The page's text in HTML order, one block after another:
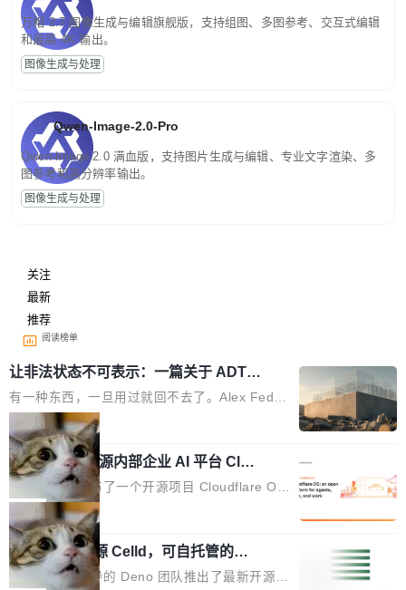
万相 2.7 图像生成与编辑旗舰版，支持组图、多图参考、交互式编辑
和最高 4K 输出。
图像生成与处理
Qwen-Image-2.0-Pro
Qwen-Image-2.0 满血版，支持图片生成与编辑、专业文字渲染、多
图参考和高分辨率输出。
图像生成与处理
关注
最新
推荐
阅读榜单
让非法状态不可表示：一篇关于 ADT
的帖子在 Reddit 火了
有一种东西，一旦用过就回不去了。Alex Fedos
eev 管它叫"软件设计的基石"。 他说的东西不新
鲜——代数数据类型（ADT），尤其是和类型
（sum type）。但他说清楚了一件事：这不是类
型系统的学术体操，是日常编码的思维方式。 文
章从一个简单的例子切入。一个网站的深色主题
设置，如果用布尔值 + 可空字段来表示——bool
ean 表示是否可切换，nullable 的默认模式、浅
色方案、深色方案——会产生大量无意义的组
局
Cloudflare 开源内部企业 AI 平台 Clou
dflare OS
Cloudflare 发布了一个开源项目 Cloudflare O
S。如果你只看官方博客，你会觉得这是又一
个"AI 知识库 + 聊天机器人"——每个大厂都在
做，没什么新鲜的。 但 Kenton Varda 在 Twitte
r 上把事情说清楚了： 今天我们发布了 Cloudfla
局
Deno 团队开源 Celld，可自托管的分
布式 Durable Objects
Ryan Dahl 领导的 Deno 团队推出了最新开源项